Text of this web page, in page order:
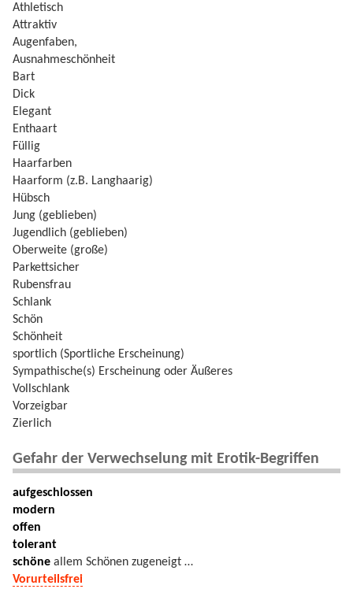
Athletisch
Attraktiv
Augenfaben,
Ausnahmeschönheit
Bart
Dick
Elegant
Enthaart
Füllig
Haarfarben
Haarform (z.B. Langhaarig)
Hübsch
Jung (geblieben)
Jugendlich (geblieben)
Oberweite (große)
Parkettsicher
Rubensfrau
Schlank
Schön
Schönheit
sportlich (Sportliche Erscheinung)
Sympathische(s) Erscheinung oder Äußeres
Vollschlank
Vorzeigbar
Zierlich
Gefahr der Verwechselung mit Erotik-Begriffen
aufgeschlossen
modern
offen
tolerant
schöne allem Schönen zugeneigt …
Vorurteilsfrei